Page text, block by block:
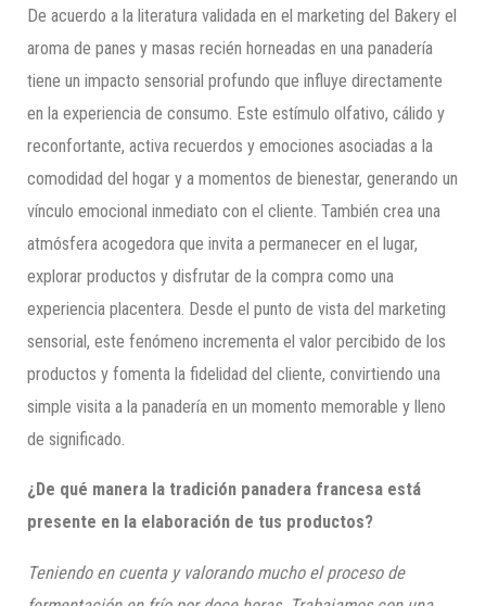
De acuerdo a la literatura validada en el marketing del Bakery el
aroma de panes y masas recién horneadas en una panadería
tiene un impacto sensorial profundo que influye directamente
en la experiencia de consumo. Este estímulo olfativo, cálido y
reconfortante, activa recuerdos y emociones asociadas a la
comodidad del hogar y a momentos de bienestar, generando un
vínculo emocional inmediato con el cliente. También crea una
atmósfera acogedora que invita a permanecer en el lugar,
explorar productos y disfrutar de la compra como una
experiencia placentera. Desde el punto de vista del marketing
sensorial, este fenómeno incrementa el valor percibido de los
productos y fomenta la fidelidad del cliente, convirtiendo una
simple visita a la panadería en un momento memorable y lleno
de significado.
¿De qué manera la tradición panadera francesa está
presente en la elaboración de tus productos?
Teniendo en cuenta y valorando mucho el proceso de